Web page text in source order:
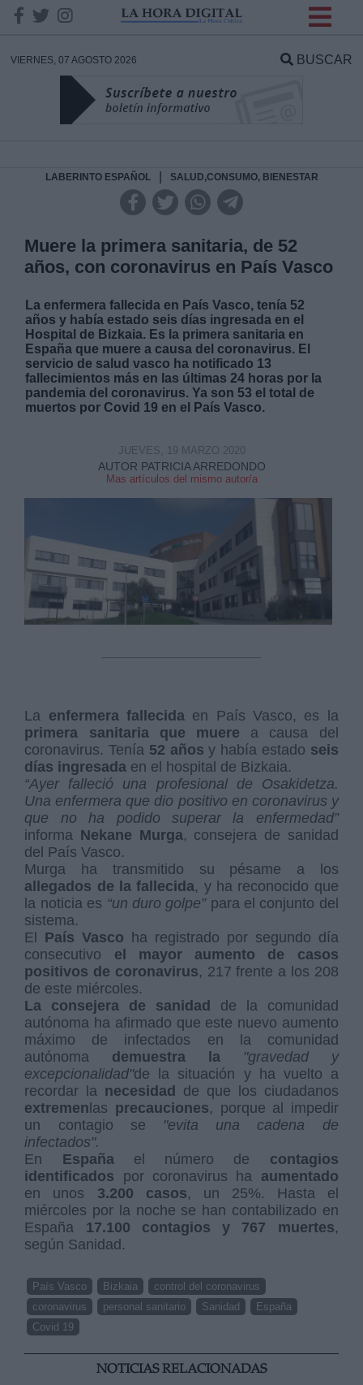
VIERNES, 07 AGOSTO 2026 BUSCAR
LABERINTO ESPAÑOL SALUD,CONSUMO, BIENESTAR
Muere la primera sanitaria, de 52
años, con coronavirus en País Vasco
La enfermera fallecida en País Vasco, tenía 52
años y había estado seis días ingresada en el
Hospital de Bizkaia. Es la primera sanitaria en
España que muere a causa del coronavirus. El
servicio de salud vasco ha notificado 13
fallecimientos más en las últimas 24 horas por la
pandemia del coronavirus. Ya son 53 el total de
muertos por Covid 19 en el País Vasco.
AUTOR PATRICIA ARREDONDO
Mas artículos del mismo autor/a
JUEVES, 19 MARZO 2020
La enfermera fallecida en País Vasco, es la
primera sanitaria que muere a causa del
coronavirus. Tenía 52 añosy había estado seis
días ingresada en el hospital de Bizkaia.
“Ayer falleció una profesional de Osakidetza.
Una enfermera que dio positivo en coronavirus y
que no ha podido superar la enfermedad”
informa Nekane Murga, consejera de sanidad
del País Vasco.
Murga ha transmitido su pésame a los
allegados de la fallecida, y ha reconocido que
la noticia es “un duro golpe” para el conjunto del
sistema.
El País Vasco ha registrado por segundo día
consecutivo el mayor aumento de casos
positivos de coronavirus, 217 frente a los 208
de este miércoles.
La consejera de sanidad de la comunidad
autónoma ha afirmado que este nuevo aumento
máximo de infectados en la comunidad
autónoma demuestra la
"gravedad y
excepcionalidad"de la situación y ha vuelto a
recordar la necesidad de que los ciudadanos
extremenlas precauciones, porque al impedir
un contagio se "evita una cadena de
infectados".
En España el número de contagios
identificados por coronavirus ha aumentado
en unos 3.200 casos, un 25%. Hasta el
miércoles por la noche se han contabilizado en
España 17.100 contagios y 767 muertes,
según Sanidad.
País Vasco Bizkaia
control del coronavirus
coronavirus
personal sanitario Sanidad
España
Covid 19
NOTICIAS RELACIONADAS
DATOS
Responsable:
Destinatarios:
Información adicional
link